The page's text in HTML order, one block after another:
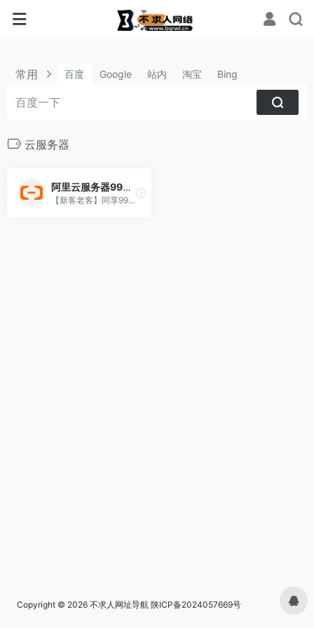
常用 百度 Google 站内 淘宝 Bing
云服务器
阿里云服务器99元/年
【新客老客】同享99元/年
Copyright © 2026 不求人网址导航 陕ICP备2024057669号